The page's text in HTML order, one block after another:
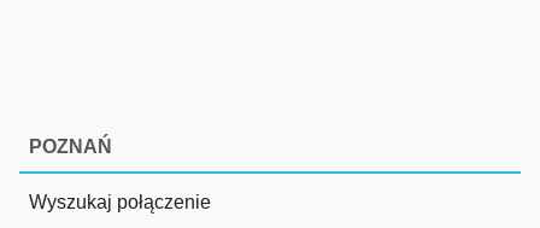
POZNAŃ
Wyszukaj połączenie